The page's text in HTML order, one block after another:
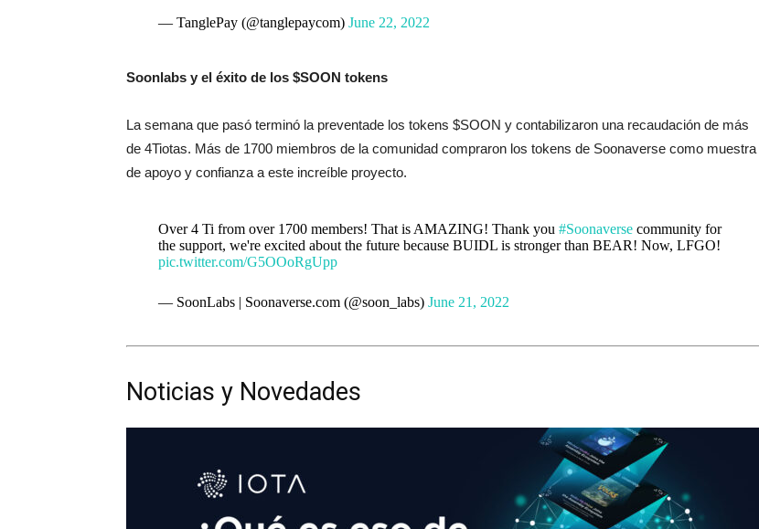
— TanglePay (@tanglepaycom) June 22, 2022
Soonlabs y el éxito de los $SOON tokens
La semana que pasó terminó la preventade los tokens $SOON y contabilizaron una recaudación de más
de 4Tiotas. Más de 1700 miembros de la comunidad compraron los tokens de Soonaverse como muestra
de apoyo y confianza a este increíble proyecto.
Over 4 Ti from over 1700 members! That is AMAZING! Thank you #Soonaversecommunity for
the support, we're excited about the future because BUIDL is stronger than BEAR! Now, LFGO!
pic.twitter.com/G5OOoRgUpp
— SoonLabs | Soonaverse.com (@soon_labs) June 21, 2022
Noticias y Novedades